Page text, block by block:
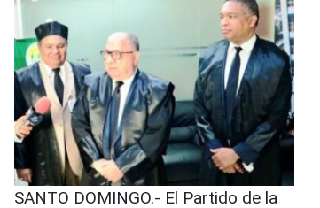
SANTO DOMINGO.- El Partido de la